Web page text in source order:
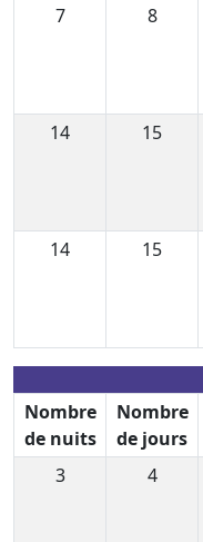
7 8
14
15
14
15
Nombre
de nuits
Nombre
de jours
3
4